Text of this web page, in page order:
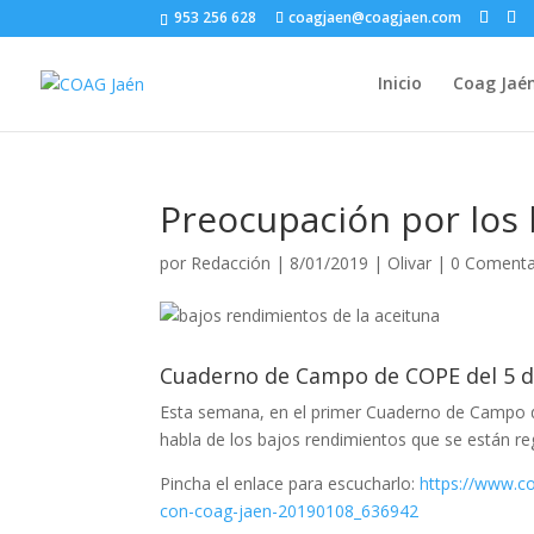
953 256 628 coagjaen@coagjaen.com
Inicio Coag
Preocupación por
por Redacción | 8/01/2019 | Olivar | 0
Cuaderno de Campo de COPE del 5
Esta semana, en el primer Cuaderno de Campo
habla de los bajos rendimientos que se están
Pincha el enlace para escucharlo:https://
con-coag-jaen-20190108_636942